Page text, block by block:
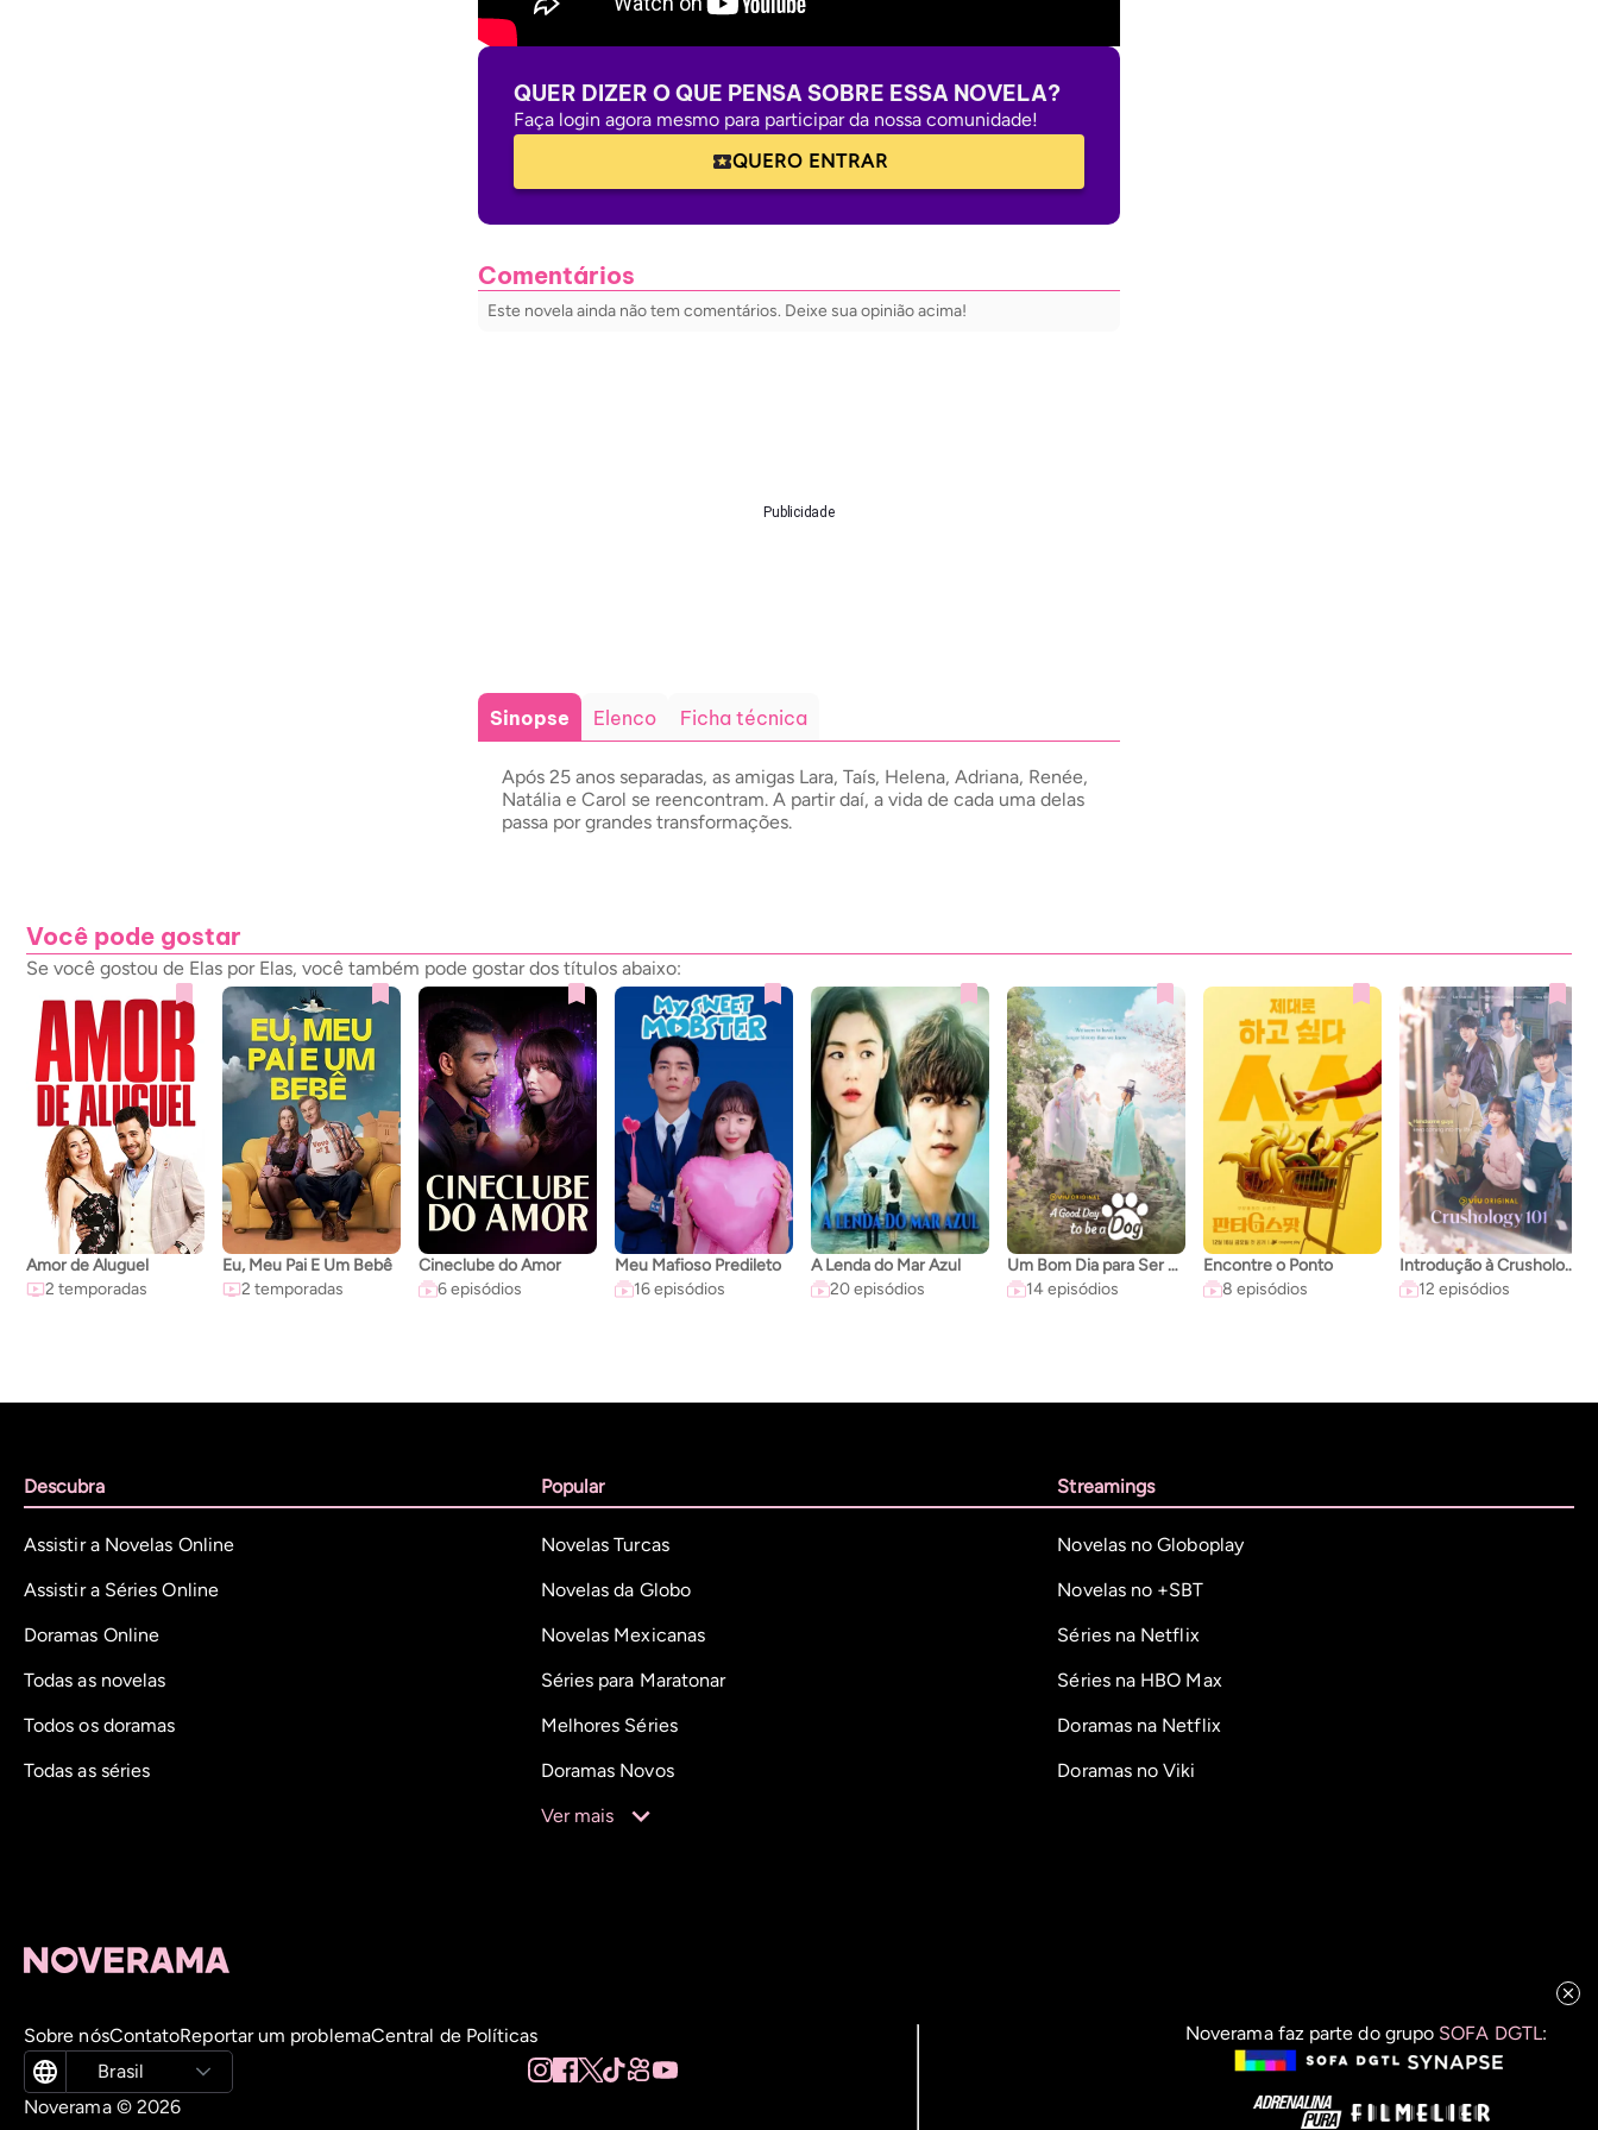
QUER DIZER O QUE PENSA SOBRE ESSA NOVELA?
Faça login agora mesmo para participar da nossa comunidade!
QUERO ENTRAR
Comentários
Este novela ainda não tem comentários. Deixe sua opinião acima!
Publicidade
Sinopse Elenco Ficha técnica
Após 25 anos separadas, as amigas Lara, Taís, Helena, Adriana, Renée,
Natália e Carol se reencontram. A partir daí, a vida de cada uma delas
passa por grandes transformações.
Você pode gostar
Se você gostou de Elas por Elas, você também pode gostar dos títulos abaixo:
Amor de Aluguel
2 temporadas
Eu, Meu Pai E Um Bebê
2 temporadas
Cineclube do Amor
6 episódios
Meu Mafioso Predileto
16 episódios
A Lenda do Mar Azul
20 episódios
Um Bom Dia para Ser um Cachorro
14 episódios
Encontre o Ponto
8 episódios
Introdução à Crushologia
12 episódios
Descubra
Assistir a Novelas Online
Assistir a Séries Online
Doramas Online
Todas as novelas
Todos os doramas
Todas as séries
Popular
Novelas Turcas
Novelas da Globo
Novelas Mexicanas
Séries para Maratonar
Melhores Séries
Doramas Novos
Ver mais
Streamings
Novelas no Globoplay
Novelas no +SBT
Séries na Netflix
Séries na HBO Max
Doramas na Netflix
Doramas no Viki
Sobre nósContatoReportar um problemaCentral de Políticas
Brasil
Noverama © 2026
Noverama faz parte do grupo SOFA DGTL: